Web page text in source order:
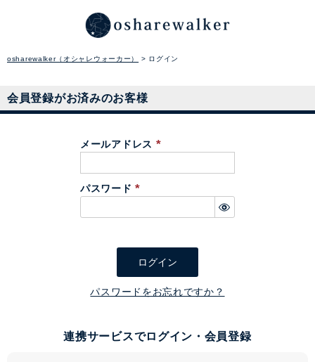
osharewalker（オシャレウォーカー） ログイン
会員登録がお済みのお客様
メールアドレス
必
パスワード
必
ログイン
パスワードをお忘れですか？
連携サービスでログイン・会員登録